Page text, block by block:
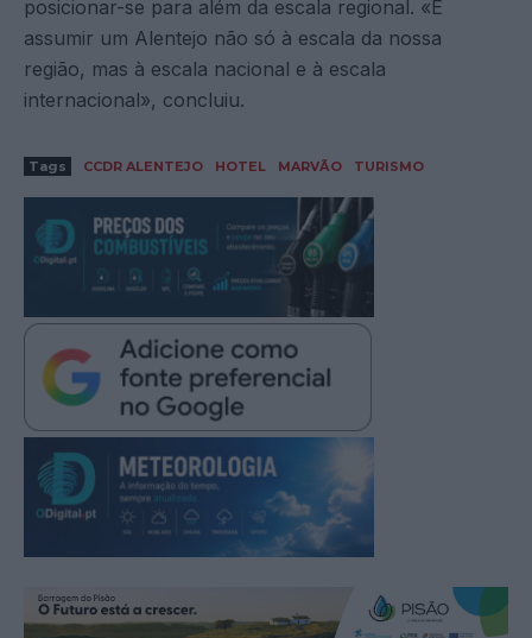
posicionar-se para além da escala regional. «É
assumir um Alentejo não só à escala da nossa
região, mas à escala nacional e à escala
internacional», concluiu.
Tags CCDR ALENTEJO HOTEL MARVÃO TURISMO